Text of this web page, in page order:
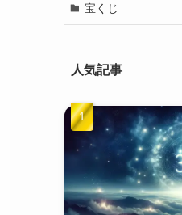
宝くじ
人気記事